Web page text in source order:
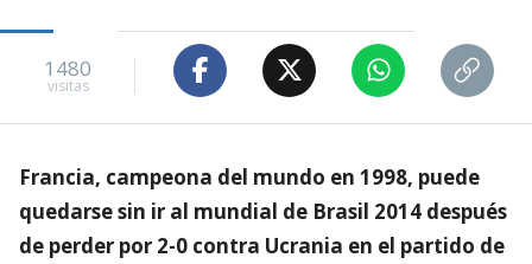
1480
visitas
Francia, campeona del mundo en 1998, puede
quedarse sin ir al mundial de Brasil 2014 después
de perder por 2-0 contra Ucrania en el partido de